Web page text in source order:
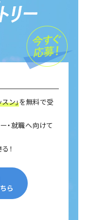
ン」を無料で受
・就職へ向けて
！
ら